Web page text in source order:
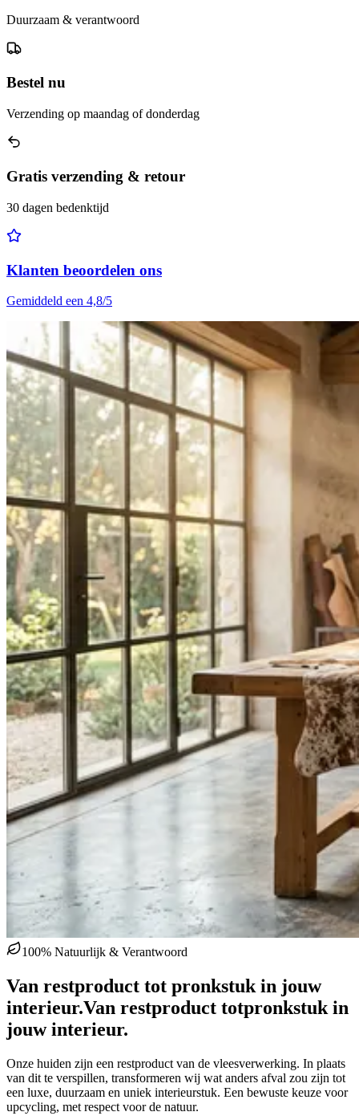
Duurzaam & verantwoord
Bestel nu
Verzending op maandag of donderdag
Gratis verzending & retour
30 dagen bedenktijd
Klanten beoordelen ons
Gemiddeld een 4,8/5
100% Natuurlijk & Verantwoord
Van restproduct tot pronkstuk in jouw
interieur.Van restproduct totpronkstuk in
jouw interieur.
Onze huiden zijn een restproduct van de vleesverwerking. In plaats
van dit te verspillen, transformeren wij wat anders afval zou zijn tot
een luxe, duurzaam en uniek interieurstuk. Een bewuste keuze voor
upcycling, met respect voor de natuur.